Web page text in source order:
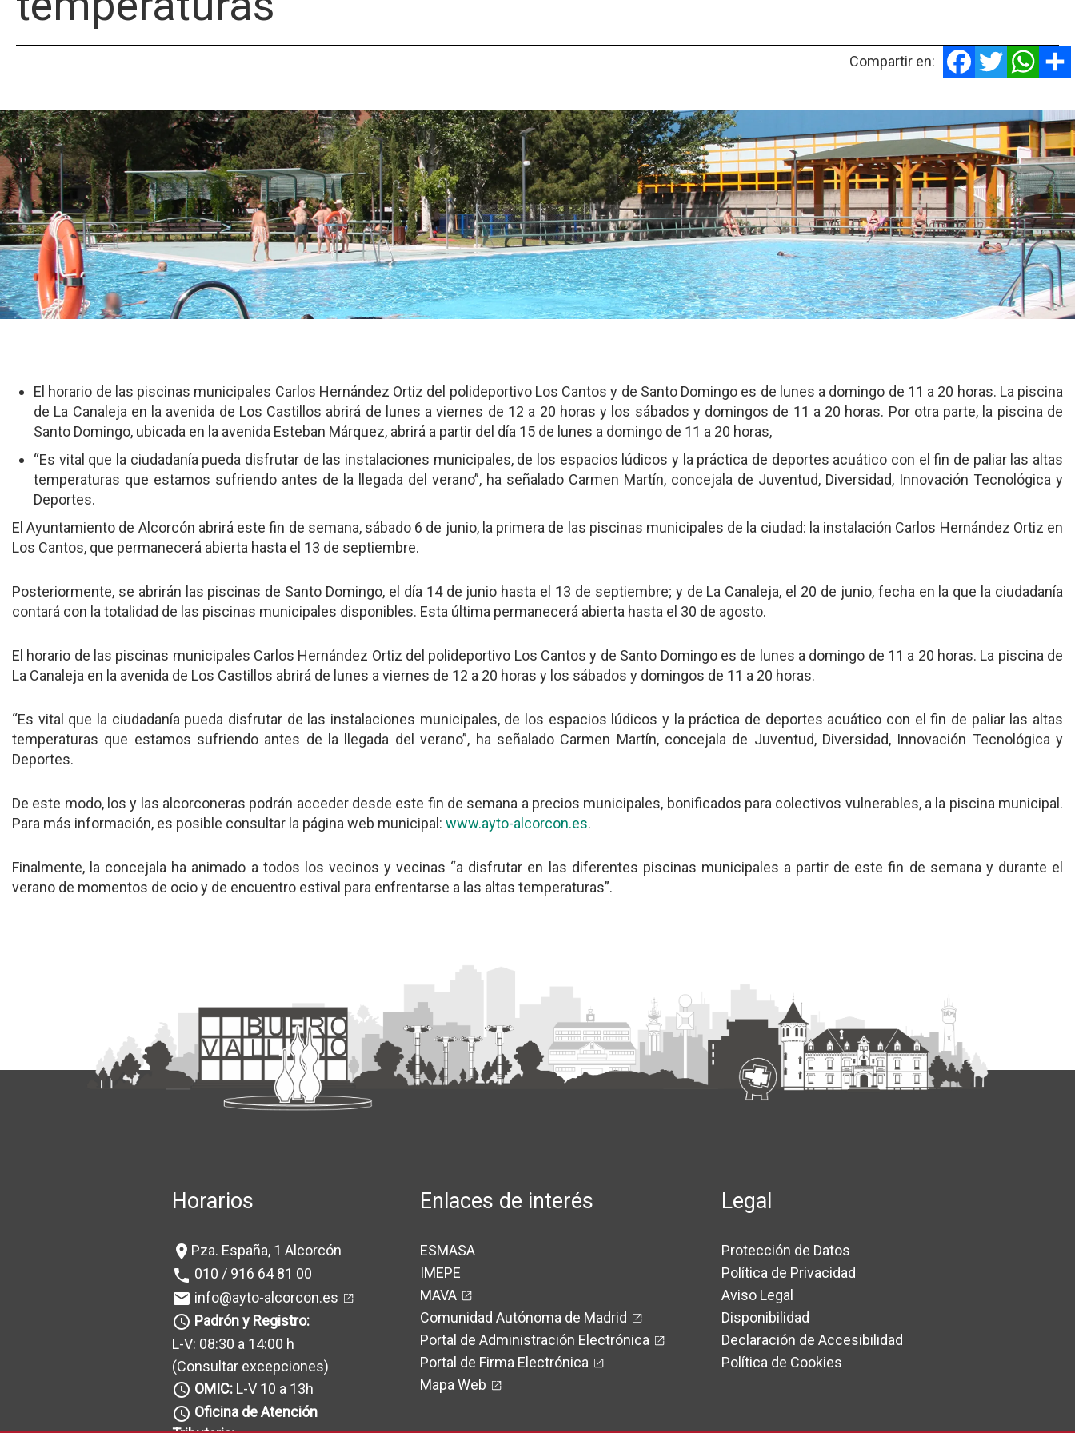
Compartir en:
Facebook
Twitter
El horario de las piscinas municipales Carlos Hernández Ortiz del polideportivo Los Cantos y de Santo Domingo es de lunes a domingo de 11 a 20 horas. La piscina
de La Canaleja en la avenida de Los Castillos abrirá de lunes a viernes de 12 a 20 horas y los sábados y domingos de 11 a 20 horas. Por otra parte, la piscina de
Santo Domingo, ubicada en la avenida Esteban Márquez, abrirá a partir del día 15 de lunes a domingo de 11 a 20 horas,
“Es vital que la ciudadanía pueda disfrutar de las instalaciones municipales, de los espacios lúdicos y la práctica de deportes acuático con el fin de paliar las altas
temperaturas que estamos sufriendo antes de la llegada del verano”, ha señalado Carmen Martín, concejala de Juventud, Diversidad, Innovación Tecnológica y
Deportes.
El Ayuntamiento de Alcorcón abrirá este fin de semana, sábado 6 de junio, la primera de las piscinas municipales de la ciudad: la instalación Carlos Hernández Ortiz en
Los Cantos, que permanecerá abierta hasta el 13 de septiembre.
Posteriormente, se abrirán las piscinas de Santo Domingo, el día 14 de junio hasta el 13 de septiembre; y de La Canaleja, el 20 de junio, fecha en la que la ciudadanía
contará con la totalidad de las piscinas municipales disponibles. Esta última permanecerá abierta hasta el 30 de agosto.
El horario de las piscinas municipales Carlos Hernández Ortiz del polideportivo Los Cantos y de Santo Domingo es de lunes a domingo de 11 a 20 horas. La piscina de
La Canaleja en la avenida de Los Castillos abrirá de lunes a viernes de 12 a 20 horas y los sábados y domingos de 11 a 20 horas.
“Es vital que la ciudadanía pueda disfrutar de las instalaciones municipales, de los espacios lúdicos y la práctica de deportes acuático con el fin de paliar las altas
temperaturas que estamos sufriendo antes de la llegada del verano”, ha señalado Carmen Martín, concejala de Juventud, Diversidad, Innovación Tecnológica y
Deportes.
De este modo, los y las alcorconeras podrán acceder desde este fin de semana a precios municipales, bonificados para colectivos vulnerables, a la piscina municipal.
Para más información, es posible consultar la página web municipal: www.ayto-alcorcon.es.
Finalmente, la concejala ha animado a todos los vecinos y vecinas “a disfrutar en las diferentes piscinas municipales a partir de este fin de semana y durante el
verano de momentos de ocio y de encuentro estival para enfrentarse a las altas temperaturas”.
Horarios
location_on Pza. España, 1 Alcorcón
phone 010 / 916 64 81 00
mail info@ayto-alcorcon.es
query_builder Padrón y Registro:
L-V: 08:30 a 14:00 h
(Consultar excepciones)
query_builder OMIC: L-V 10 a 13h
query_builder Oficina de Atención
Enlaces de interés
ESMASA
IMEPE
MAVA
Comunidad Autónoma de Madrid
Portal de Administración Electrónica
Portal de Firma Electrónica
Mapa Web
Legal
Protección de Datos
Política de Privacidad
Aviso Legal
Disponibilidad
Declaración de Accesibilidad
Política de Cookies